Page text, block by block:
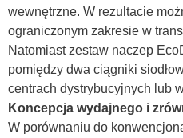
wewnętrzne. W rezultacie
ograniczonym zakresie w
Natomiast zestaw naczep
pomiędzy dwa ciągniki
centrach dystrybucyjnych lub
Koncepcja wydajnego i
W porównaniu do